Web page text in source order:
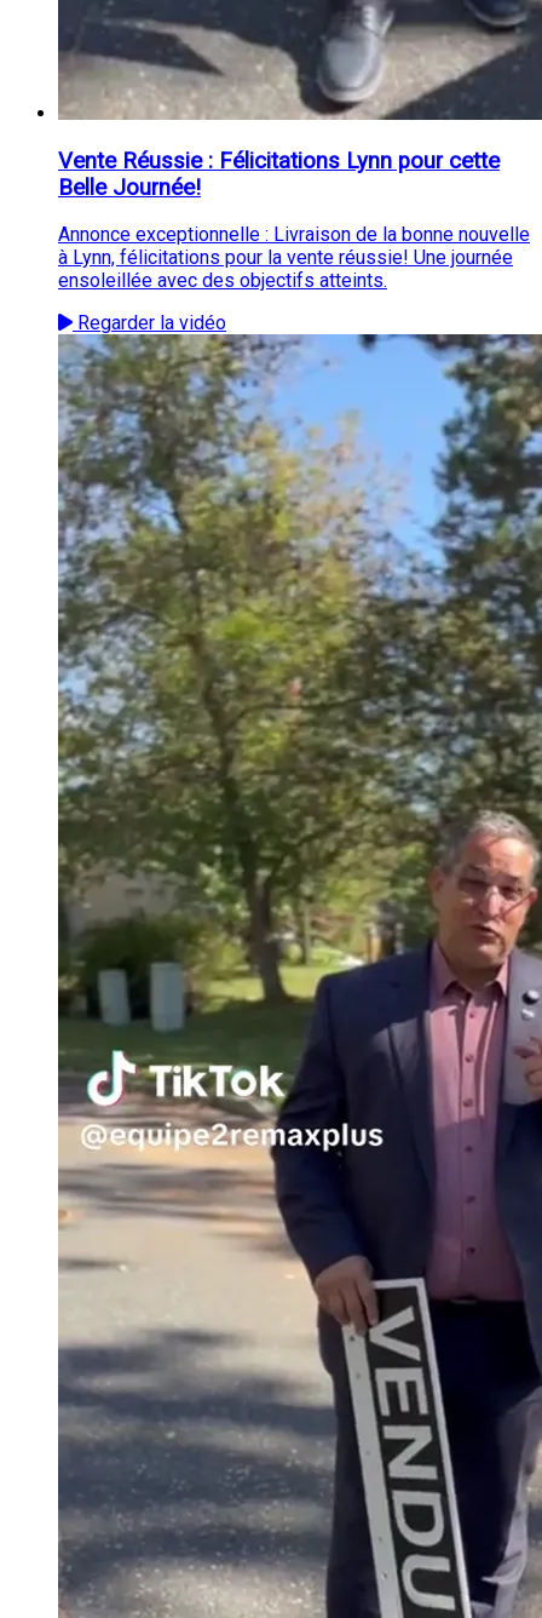
Vente Réussie : Félicitations Lynn pour cette
Belle Journée!
Annonce exceptionnelle : Livraison de la bonne nouvelle
à Lynn, félicitations pour la vente réussie! Une journée
ensoleillée avec des objectifs atteints.
Regarder la vidéo